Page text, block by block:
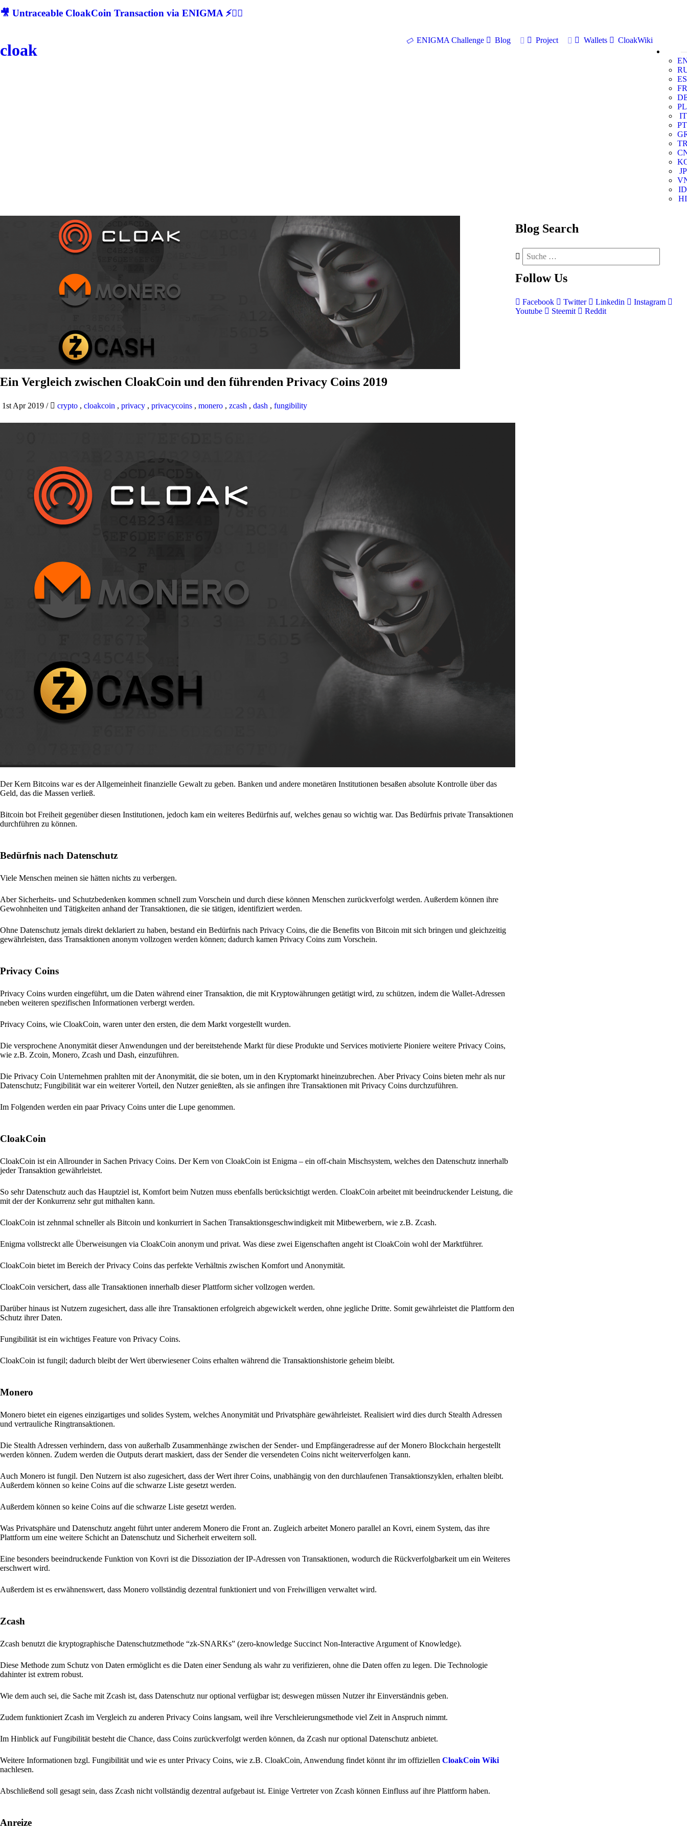
🎥 Untraceable CloakCoin Transaction via ENIGMA ⚡🕵‍♂
cloak
ENIGMA Challenge Blog Project Wallets
CloakWiki
ES
FR
PL
IT
PT
JP
ID
HI
Ein Vergleich zwischen CloakCoin und den führenden Privacy Coins 2019
1st Apr 2019 / crypto , cloakcoin , privacy , privacycoins , monero , zcash , dash , fungibility
Der Kern Bitcoins war es der Allgemeinheit finanzielle Gewalt zu geben. Banken und andere monetären Institutionen besaßen absolute Kontrolle über das
Geld, das die Massen verließ.
Bitcoin bot Freiheit gegenüber diesen Institutionen, jedoch kam ein weiteres Bedürfnis auf, welches genau so wichtig war. Das Bedürfnis private Transaktionen
durchführen zu können.
Bedürfnis nach Datenschutz
Viele Menschen meinen sie hätten nichts zu verbergen.
Aber Sicherheits- und Schutzbedenken kommen schnell zum Vorschein und durch diese können Menschen zurückverfolgt werden. Außerdem können ihre
Gewohnheiten und Tätigkeiten anhand der Transaktionen, die sie tätigen, identifiziert werden.
Ohne Datenschutz jemals direkt deklariert zu haben, bestand ein Bedürfnis nach Privacy Coins, die die Benefits von Bitcoin mit sich bringen und gleichzeitig
gewährleisten, dass Transaktionen anonym vollzogen werden können; dadurch kamen Privacy Coins zum Vorschein.
Privacy Coins
Privacy Coins wurden eingeführt, um die Daten während einer Transaktion, die mit Kryptowährungen getätigt wird, zu schützen, indem die Wallet-Adressen
neben weiteren spezifischen Informationen verbergt werden.
Privacy Coins, wie CloakCoin, waren unter den ersten, die dem Markt vorgestellt wurden.
Die versprochene Anonymität dieser Anwendungen und der bereitstehende Markt für diese Produkte und Services motivierte Pioniere weitere Privacy Coins,
wie z.B. Zcoin, Monero, Zcash und Dash, einzuführen.
Die Privacy Coin Unternehmen prahlten mit der Anonymität, die sie boten, um in den Kryptomarkt hineinzubrechen. Aber Privacy Coins bieten mehr als nur
Datenschutz; Fungibilität war ein weiterer Vorteil, den Nutzer genießten, als sie anfingen ihre Transaktionen mit Privacy Coins durchzuführen.
Im Folgenden werden ein paar Privacy Coins unter die Lupe genommen.
CloakCoin
CloakCoin ist ein Allrounder in Sachen Privacy Coins. Der Kern von CloakCoin ist Enigma – ein off-chain Mischsystem, welches den Datenschutz innerhalb
jeder Transaktion gewährleistet.
So sehr Datenschutz auch das Hauptziel ist, Komfort beim Nutzen muss ebenfalls berücksichtigt werden. CloakCoin arbeitet mit beeindruckender Leistung, die
mit der der Konkurrenz sehr gut mithalten kann.
CloakCoin ist zehnmal schneller als Bitcoin und konkurriert in Sachen Transaktionsgeschwindigkeit mit Mitbewerbern, wie z.B. Zcash.
Enigma vollstreckt alle Überweisungen via CloakCoin anonym und privat. Was diese zwei Eigenschaften angeht ist CloakCoin wohl der Marktführer.
CloakCoin bietet im Bereich der Privacy Coins das perfekte Verhältnis zwischen Komfort und Anonymität.
CloakCoin versichert, dass alle Transaktionen innerhalb dieser Plattform sicher vollzogen werden.
Darüber hinaus ist Nutzern zugesichert, dass alle ihre Transaktionen erfolgreich abgewickelt werden, ohne jegliche Dritte. Somit gewährleistet die Plattform den
Schutz ihrer Daten.
Fungibilität ist ein wichtiges Feature von Privacy Coins.
CloakCoin ist fungil; dadurch bleibt der Wert überwiesener Coins erhalten während die Transaktionshistorie geheim bleibt.
Monero
Monero bietet ein eigenes einzigartiges und solides System, welches Anonymität und Privatsphäre gewährleistet. Realisiert wird dies durch Stealth Adressen
und vertrauliche Ringtransaktionen.
Die Stealth Adressen verhindern, dass von außerhalb Zusammenhänge zwischen der Sender- und Empfängeradresse auf der Monero Blockchain hergestellt
werden können. Zudem werden die Outputs derart maskiert, dass der Sender die versendeten Coins nicht weiterverfolgen kann.
Auch Monero ist fungil. Den Nutzern ist also zugesichert, dass der Wert ihrer Coins, unabhängig von den durchlaufenen Transaktionszyklen, erhalten bleibt.
Außerdem können so keine Coins auf die schwarze Liste gesetzt werden.
Außerdem können so keine Coins auf die schwarze Liste gesetzt werden.
Was Privatsphäre und Datenschutz angeht führt unter anderem Monero die Front an. Zugleich arbeitet Monero parallel an Kovri, einem System, das ihre
Plattform um eine weitere Schicht an Datenschutz und Sicherheit erweitern soll.
Eine besonders beeindruckende Funktion von Kovri ist die Dissoziation der IP-Adressen von Transaktionen, wodurch die Rückverfolgbarkeit um ein Weiteres
erschwert wird.
Außerdem ist es erwähnenswert, dass Monero vollständig dezentral funktioniert und von Freiwilligen verwaltet wird.
Zcash
Zcash benutzt die kryptographische Datenschutzmethode “zk-SNARKs” (zero-knowledge Succinct Non-Interactive Argument of Knowledge).
Diese Methode zum Schutz von Daten ermöglicht es die Daten einer Sendung als wahr zu verifizieren, ohne die Daten offen zu legen. Die Technologie
dahinter ist extrem robust.
Wie dem auch sei, die Sache mit Zcash ist, dass Datenschutz nur optional verfügbar ist; deswegen müssen Nutzer ihr Einverständnis geben.
Zudem funktioniert Zcash im Vergleich zu anderen Privacy Coins langsam, weil ihre Verschleierungsmethode viel Zeit in Anspruch nimmt.
Im Hinblick auf Fungibilität besteht die Chance, dass Coins zurückverfolgt werden können, da Zcash nur optional Datenschutz anbietet.
Weitere Informationen bzgl. Fungibilität und wie es unter Privacy Coins, wie z.B. CloakCoin, Anwendung findet könnt ihr im offiziellen CloakCoin Wiki
nachlesen.
Abschließend soll gesagt sein, dass Zcash nicht vollständig dezentral aufgebaut ist. Einige Vertreter von Zcash können Einfluss auf ihre Plattform haben.
Anreize
Blog Search
Follow Us
Facebook Twitter Linkedin
Instagram
Youtube
Steemit Reddit